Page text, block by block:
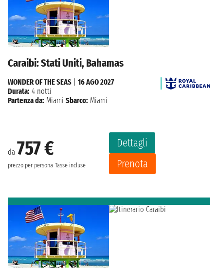
Caraibi: Stati Uniti, Bahamas
da 757 €
prezzo per persona Tasse incluse
Dettagli
Prenota
WONDER OF THE SEAS
16 AGO 2027
Durata: 4 notti
Partenza da: Miami Sbarco: Miami